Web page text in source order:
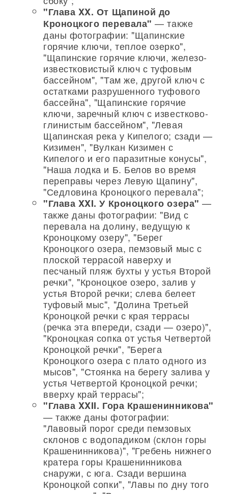
"Глава XX. От Щапиной до
Кроноцкого перевала" — также
даны фотографии: "Щапинские
горячие ключи, теплое озерко",
"Щапинские горячие ключи, железо-
известковистый ключ с туфовым
бассейном", "Там же, другой ключ с
остатками разрушенного туфового
бассейна", "Щапинские горячие
ключи, заречный ключ с известково-
глинистым бассейном", "Левая
Щапинская река у Кипелого; сзади —
Кизимен", "Вулкан Кизимен с
Кипелого и его паразитные конусы",
"Наша лодка и Б. Белов во время
переправы через Левую Щапину",
"Седловина Кроноцкого перевала";
"Глава XXI. У Кроноцкого озера" —
также даны фотографии: "Вид с
перевала на долину, ведущую к
Кроноцкому озеру", "Берег
Кроноцкого озера, пемзовый мыс с
плоской террасой наверху и
песчаный пляж бухты у устья Второй
речки", "Кроноцкое озеро, залив у
устья Второй речки; слева белеет
туфовый мыс", "Долина Третьей
Кроноцкой речки с края террасы
(речка эта впереди, сзади — озеро)",
"Кроноцкая сопка от устья Четвертой
Кроноцкой речки", "Берега
Кроноцкого озера с плато одного из
мысов", "Стоянка на берегу залива у
устья Четвертой Кроноцкой речки;
вверху край террасы";
"Глава XXII. Гора Крашенинникова"
— также даны фотографии:
"Лавовый порог среди пемзовых
склонов с водопадиком (склон горы
Крашенинникова)", "Гребень нижнего
кратера горы Крашенинникова
снаружи, с юга. Сзади вершина
Кроноцкой сопки", "Лавы по дну того